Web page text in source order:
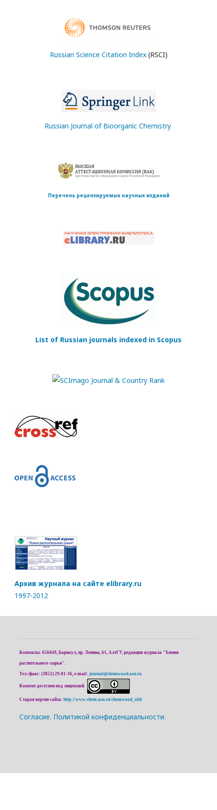
Russian Science Citation Index(RSCI)
Russian Journal of Bioorganic Chemistry
Перечень рецензируемых научных изданий
List of Russian journals indexed in Scopus
Архив журнала на сайте elibrary.ru
1997-2012
Контакты: 656049, Барнаул, пр. Ленина, 61, АлтГУ, редакция журнала "Химия
растительного сырья".
Тел./факс: (3852) 29-81-36, e-mail: journal@chemwood.asu.ru.
Контент доступен под лицензией
Старая версия сайта: http://www.chem.asu.ru/chemwood_old/
Cогласие. Политикой конфиденциальности.